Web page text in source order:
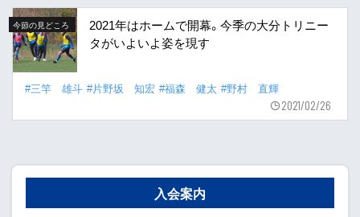
今節の見どころ
2021年はホームで開幕。今季の大分トリニー
タがいよいよ姿を現す
#三竿 雄斗 #片野坂 知宏 #福森 健太 #野村 直輝
2021/02/26
入会案内